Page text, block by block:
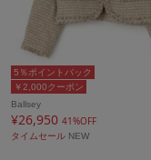
￥2,000クーポン
5％ポイントバック
Ballsey
¥26,950 41%OFF
タイムセール NEW